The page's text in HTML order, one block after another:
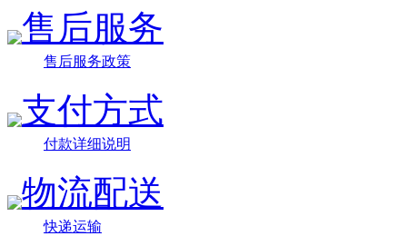
售后服务
售后服务政策
支付方式
付款详细说明
物流配送
快递运输